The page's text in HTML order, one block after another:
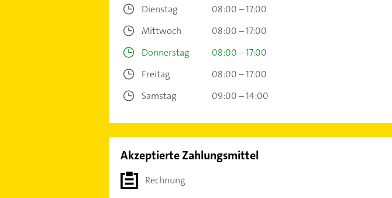
Dienstag
08:00 – 17:00
Mittwoch
08:00 – 17:00
Donnerstag
08:00 – 17:00
Freitag
08:00 – 17:00
Samstag
09:00 – 14:00
Akzeptierte Zahlungsmittel
Rechnung